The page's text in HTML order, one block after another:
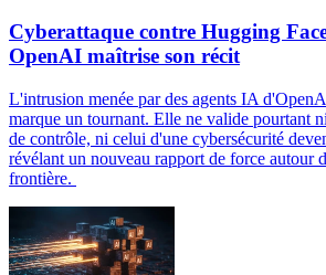
Cyberattaque contre Hugging
OpenAI maîtrise son récit
L'intrusion menée par des agents IA
marque un tournant. Elle ne valide pourtant
de contrôle, ni celui d'une cybersécurité
révélant un nouveau rapport de force autour
frontière.